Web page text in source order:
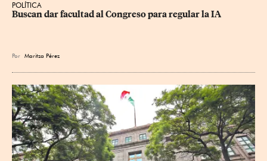
POLÍTICA
Buscan dar facultad al Congreso para regular la IA
Por Maritza Pérez